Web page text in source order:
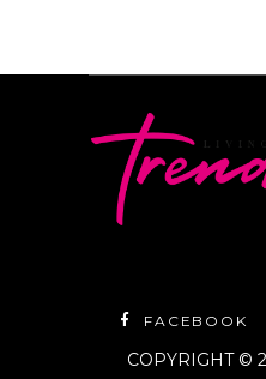
FACEBOOK
COPYRIGHT ©